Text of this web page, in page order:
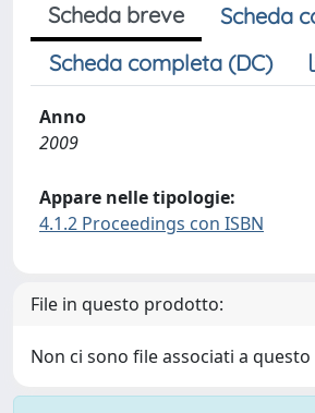
Scheda breve
Scheda
Scheda completa (DC)
Anno
2009
Appare nelle tipologie:
4.1.2 Proceedings con ISBN
File in questo prodotto:
Non ci sono file associati a